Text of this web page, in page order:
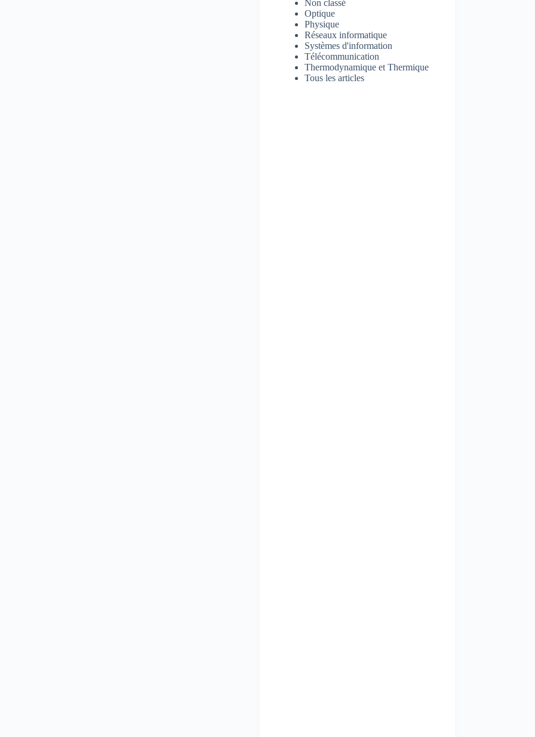
Non classé
Optique
Physique
Réseaux informatique
Systèmes d'information
Télécommunication
Thermodynamique et Thermique
Tous les articles